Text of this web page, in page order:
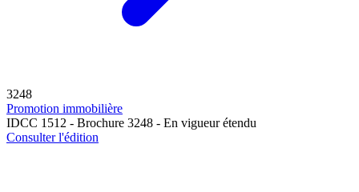
3248
Promotion immobilière
IDCC 1512 - Brochure 3248 - En vigueur étendu
Consulter l'édition